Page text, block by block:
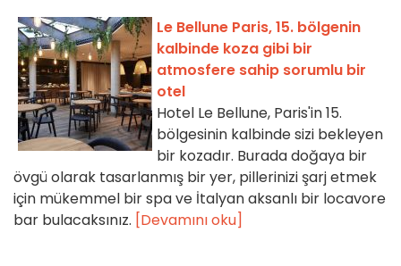
Le Bellune Paris, 15. bölgenin
kalbinde koza gibi bir
atmosfere sahip sorumlu bir
otel
Hotel Le Bellune, Paris'in 15.
bölgesinin kalbinde sizi bekleyen
bir kozadır. Burada doğaya bir
övgü olarak tasarlanmış bir yer, pillerinizi şarj etmek
için mükemmel bir spa ve İtalyan aksanlı bir locavore
bar bulacaksınız. [Devamını oku]